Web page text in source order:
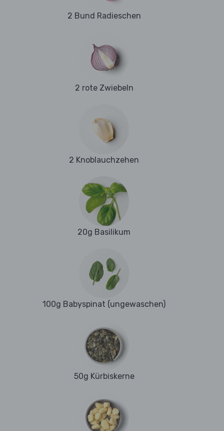
2 Bund Radieschen
2 rote Zwiebeln
2 Knoblauchzehen
20g Basilikum
100g Babyspinat (ungewaschen)
50g Kürbiskerne